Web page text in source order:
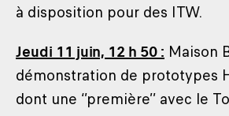
à disposition pour des ITW.
Jeudi 11 juin, 12 h 50 : Maison
démonstration de prototypes
dont une ‘’première’’ avec le